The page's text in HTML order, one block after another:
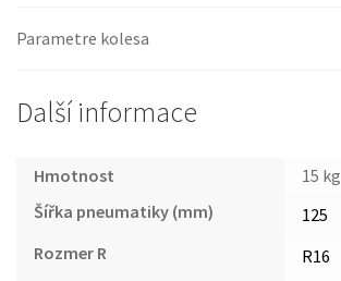
Parametre kolesa
Další informace
Hmotnost
15 kg
Šířka pneumatiky (mm)
125
Rozmer R
R16